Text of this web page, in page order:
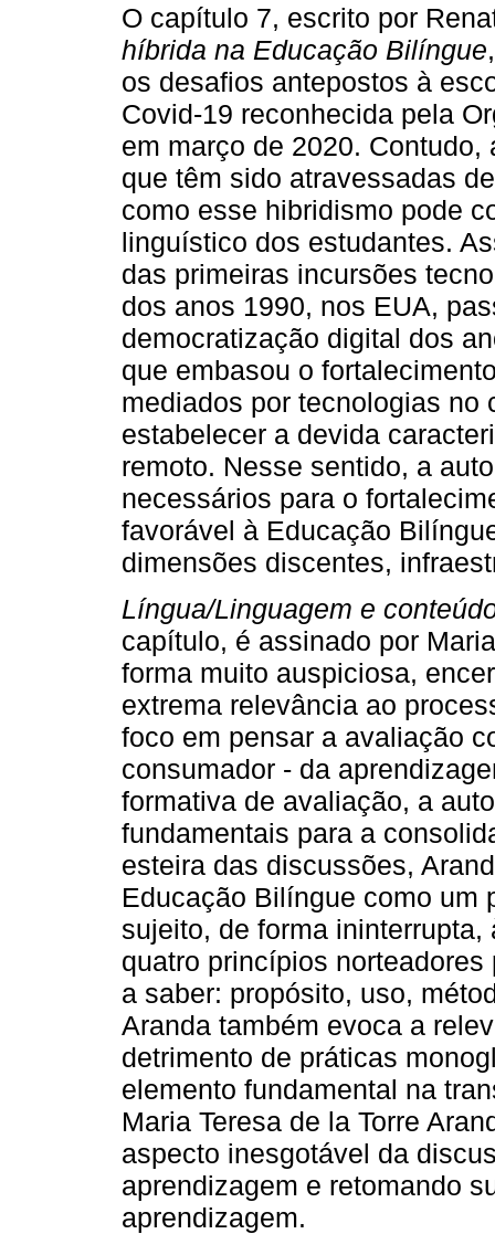
O capítulo 7, escrito por
híbrida na Educação Bilíngue
os desafios antepostos à
Covid-19 reconhecida pela
em março de 2020.
que têm sido atravessadas
como esse hibridismo pode
linguístico dos estudantes.
das primeiras incursões
dos anos 1990, nos EUA,
democratização digital dos
que embasou o
mediados por tecnologias no
estabelecer a devida
remoto. Nesse sentido, a
necessários para o
favorável à Educação
dimensões discentes,
Língua/Linguagem e
capítulo, é assinado por
forma muito auspiciosa,
extrema relevância ao
foco em pensar a avaliação
consumador - da
formativa de avaliação, a
fundamentais para a
esteira das discussões,
Educação Bilíngue como um
sujeito, de forma
quatro princípios
a saber: propósito, uso,
Aranda também evoca a
detrimento de práticas
elemento fundamental na
Maria Teresa de la Torre
aspecto inesgotável da
aprendizagem e retomando
aprendizagem.